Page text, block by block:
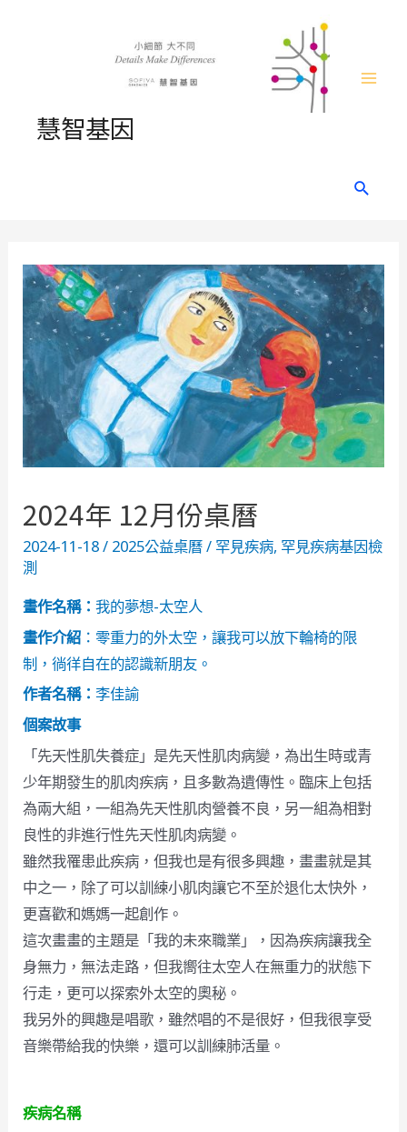
慧智基因
Search
2024年 12月份桌曆
2024-11-18/ 2025公益桌曆/ 罕見疾病, 罕見疾病基因檢
測
畫作名稱：我的夢想-太空人
畫作介紹 ：零重力的外太空，讓我可以放下輪椅的限
制，徜徉自在的認識新朋友。
作者名稱：李佳諭
個案故事
「先天性肌失養症」是先天性肌肉病變，為出生時或青
少年期發生的肌肉疾病，且多數為遺傳性。臨床上包括
為兩大組，一組為先天性肌肉營養不良，另一組為相對
良性的非進行性先天性肌肉病變。
雖然我罹患此疾病，但我也是有很多興趣，畫畫就是其
中之一，除了可以訓練小肌肉讓它不至於退化太快外，
更喜歡和媽媽一起創作。
這次畫畫的主題是「我的未來職業」，因為疾病讓我全
身無力，無法走路，但我嚮往太空人在無重力的狀態下
行走，更可以探索外太空的奧秘。
我另外的興趣是唱歌，雖然唱的不是很好，但我很享受
音樂帶給我的快樂，還可以訓練肺活量。
疾病名稱